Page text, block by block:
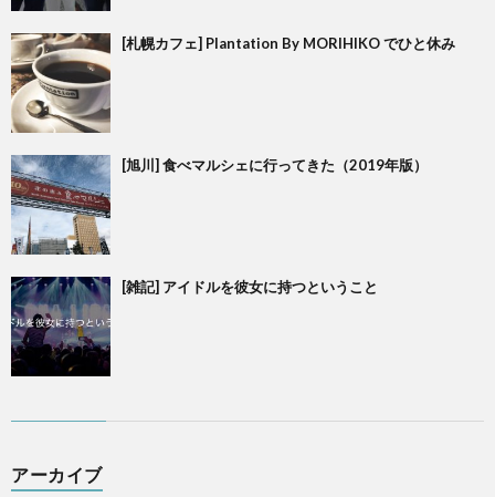
[札幌カフェ] Plantation By MORIHIKO でひと休み
[旭川] 食べマルシェに行ってきた（2019年版）
[雑記] アイドルを彼女に持つということ
アーカイブ